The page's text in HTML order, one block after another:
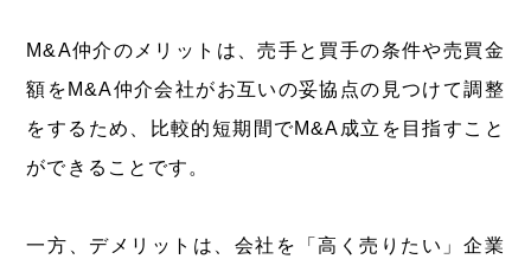
M&A仲介のメリットは、売手と買手の条件や売買金
額をM&A仲介会社がお互いの妥協点の見つけて調整
をするため、比較的短期間でM&A成立を目指すこと
ができることです。
一方、デメリットは、会社を「高く売りたい」企業